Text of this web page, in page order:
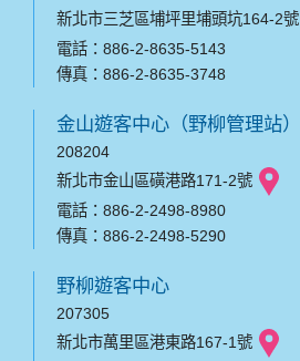
新北市三芝區埔坪里埔頭坑164-2號
電話：886-2-8635-5143
傳真：886-2-8635-3748
金山遊客中心（野柳管理站）
208204
新北市金山區磺港路171-2號
電話：886-2-2498-8980
傳真：886-2-2498-5290
野柳遊客中心
207305
新北市萬里區港東路167-1號